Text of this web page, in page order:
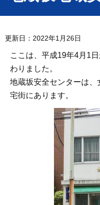
更新日：2022年1月26日
ここは、平成19年4月1
わりました。
地蔵坂安全センターは
宅街にあります。